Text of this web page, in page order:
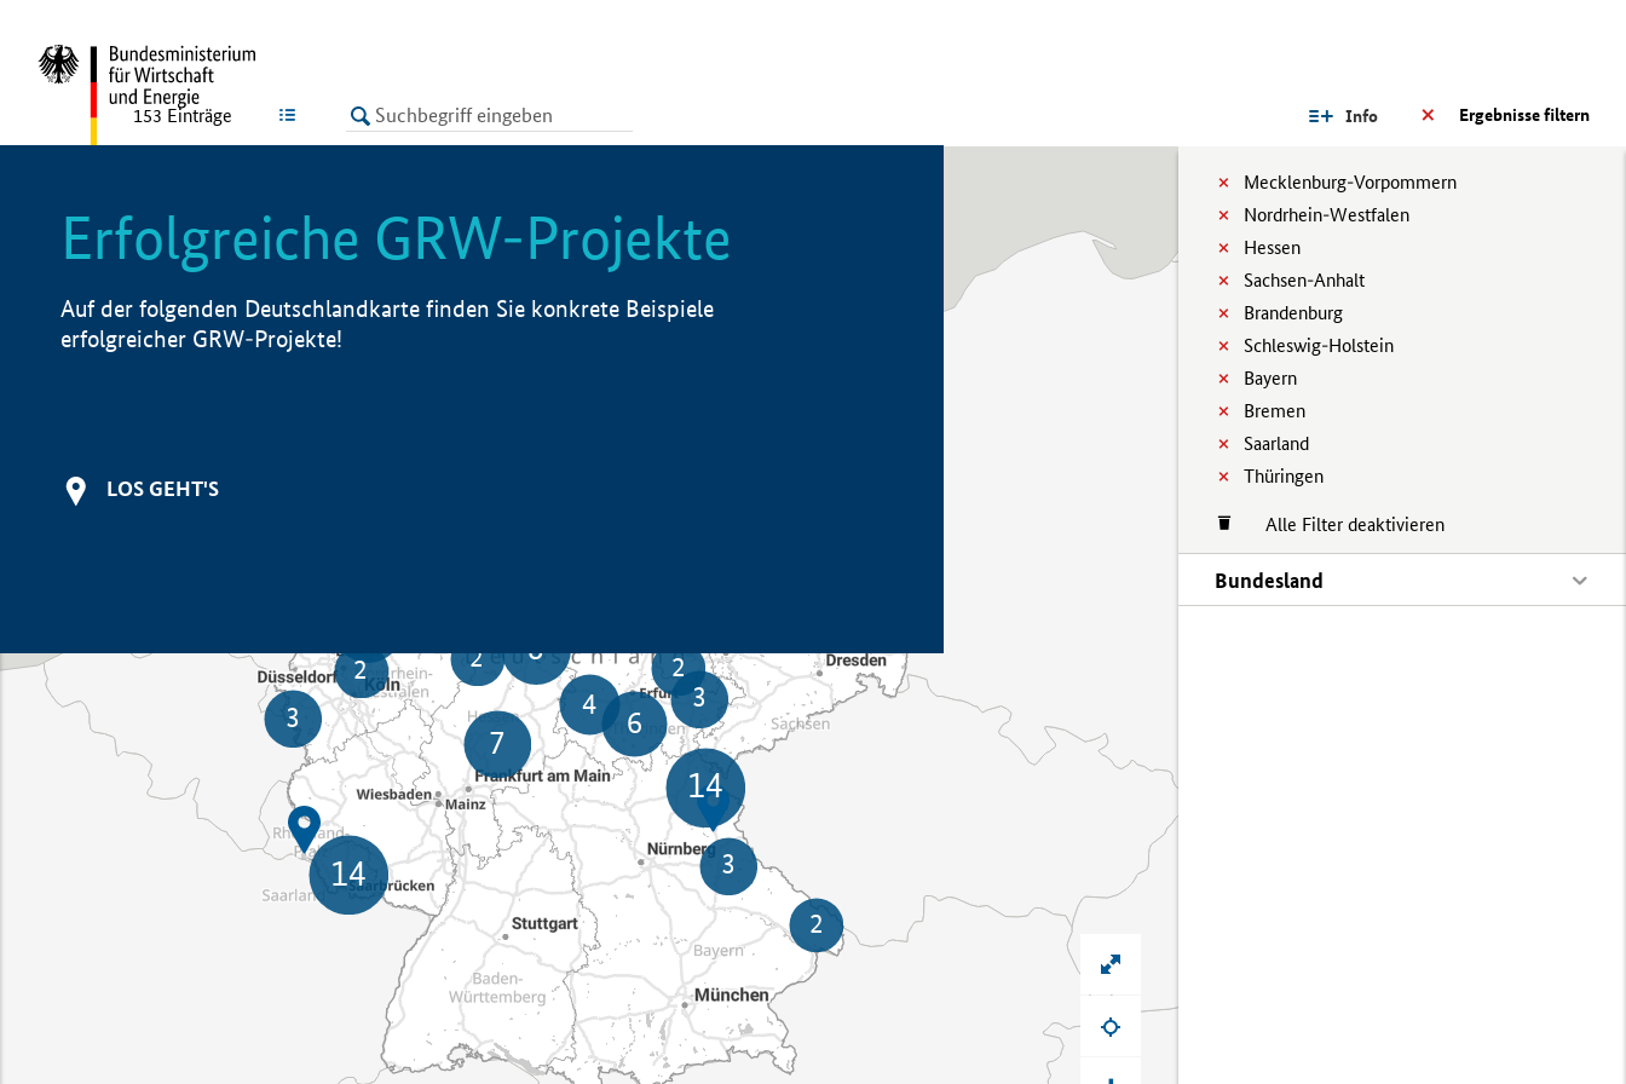
LISTE Ergebnisse filtern
Info
Mecklenburg-Vorpommern
Nordrhein-Westfalen
Hessen
Sachsen-Anhalt
Brandenburg
Schleswig-Holstein
Bayern
Bremen
Saarland
Thüringen
Alle Filter deaktivieren
Bundesland
153 Einträge
Erfolgreiche GRW-Projekte
Auf der folgenden Deutschlandkarte finden Sie konkrete Beispiele
erfolgreicher GRW-Projekte!
LOS GEHT'S